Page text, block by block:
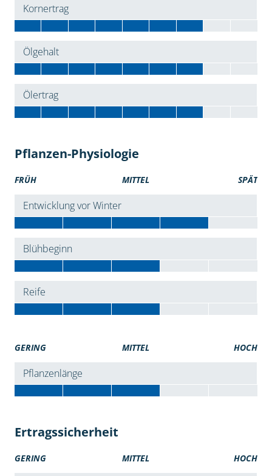
Kornertrag
Ölgehalt
Ölertrag
Pflanzen-Physiologie
FRÜH MITTEL SPÄT
Entwicklung vor Winter
Blühbeginn
Reife
GERING MITTEL HOCH
Pflanzenlänge
Ertragssicherheit
GERING MITTEL HOCH